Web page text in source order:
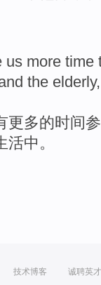
us more time
the elderly
更多的时间
活中。
技术博客 诚聘英才